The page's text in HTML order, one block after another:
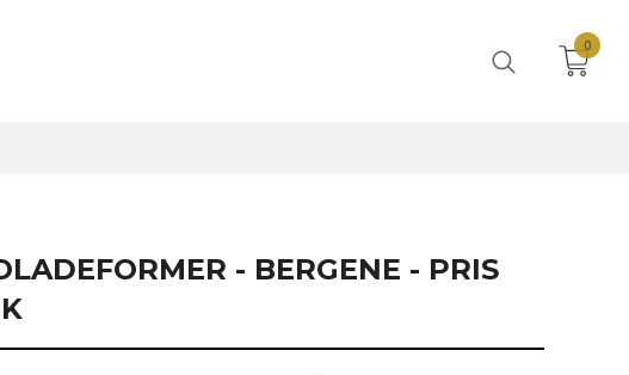
0
- BERGENE - PRIS